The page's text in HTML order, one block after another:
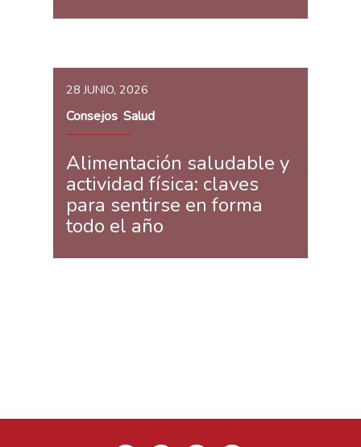
28 JUNIO, 2026
Consejos, Salud
Alimentación saludable y
actividad física: claves
para sentirse en forma
todo el año